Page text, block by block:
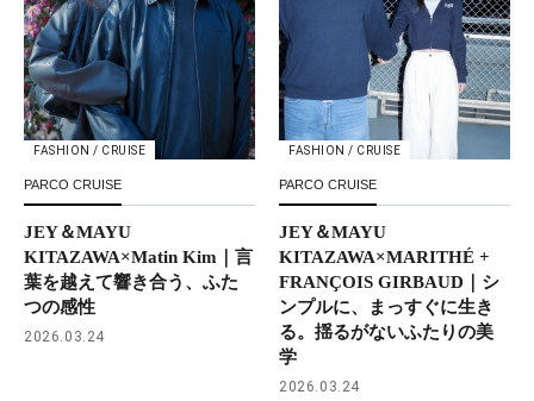
FASHION / CRUISE
PARCO CRUISE
JEY＆MAYU
KITAZAWA×Matin Kim｜言
葉を越えて響き合う、ふた
つの感性
2026.03.24
FASHION / CRUISE
PARCO CRUISE
JEY＆MAYU
KITAZAWA×MARITHÉ +
FRANÇOIS GIRBAUD｜シ
ンプルに、まっすぐに生き
る。揺るがないふたりの美
学
2026.03.24